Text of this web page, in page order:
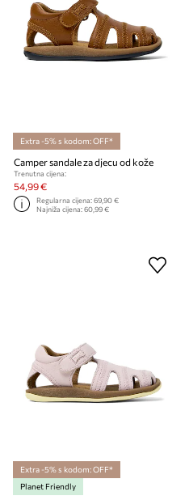
Extra -5% s kodom: OFF*
Camper sandale za djecu od kože
Trenutna cijena:
54,99 €
Regularna cijena:69,90 €
Najniža cijena:60,99 €
Extra -5% s kodom: OFF*
Planet Friendly